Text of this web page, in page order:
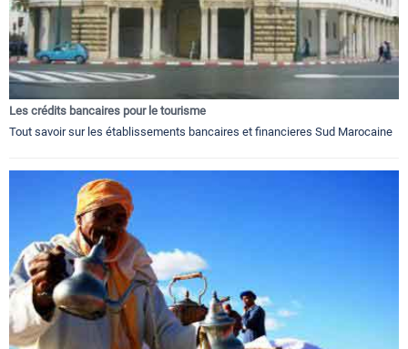
Les crédits bancaires pour le tourisme
Tout savoir sur les établissements bancaires et financieres Sud Marocaine